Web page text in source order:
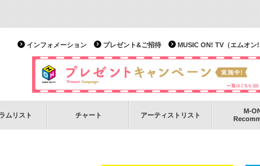
MUSIC ON! TV（エムオン!
プレゼント&ご招待
インフォメーション
ムリスト チャート アーティストリスト
M-